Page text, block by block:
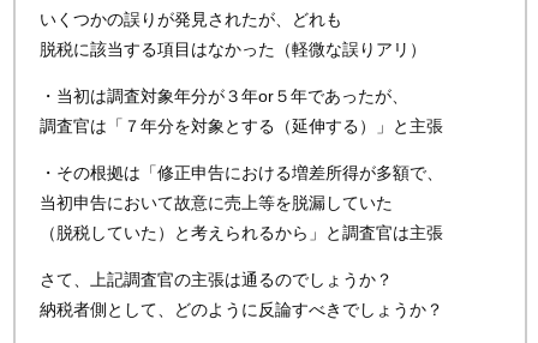
いくつかの誤りが発見されたが、どれも
脱税に該当する項目はなかった（軽微な誤りアリ）
・当初は調査対象年分が３年or５年であったが、
調査官は「７年分を対象とする（延伸する）」と主張
・その根拠は「修正申告における増差所得が多額で、
当初申告において故意に売上等を脱漏していた
（脱税していた）と考えられるから」と調査官は主張
さて、上記調査官の主張は通るのでしょうか？
納税者側として、どのように反論すべきでしょうか？